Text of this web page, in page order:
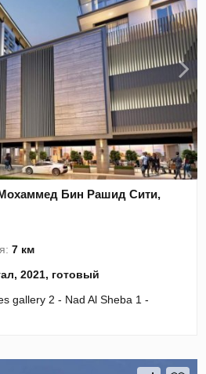
Бин Рашид Сити,
7 км
2021, готовый
gallery 2 - Nad Al Sheba 1 -